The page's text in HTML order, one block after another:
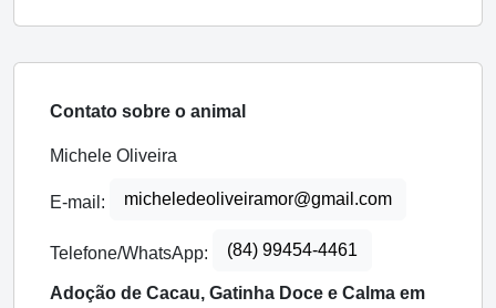
Contato sobre o animal
Michele Oliveira
E-mail: micheledeoliveiramor@gmail.com
Telefone/WhatsApp: (84) 99454-4461
Adoção de Cacau, Gatinha Doce e Calma em